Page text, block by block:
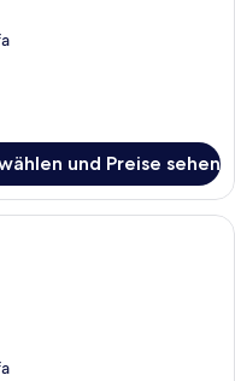
und Preise sehen
Hotelzimmer mit